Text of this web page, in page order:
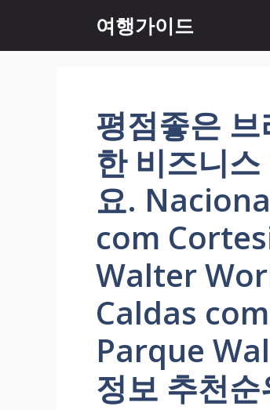
츠
여행가이드
평점좋은
한 비즈니
요.
com
Walter
Caldas
Parque
정보 추천순